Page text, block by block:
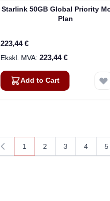
Starlink 50GB Global Priority
Plan
223,44 €
223,44 €
Add to Cart
You're currently reading
1
Page
2
Page
3
Page
4 5